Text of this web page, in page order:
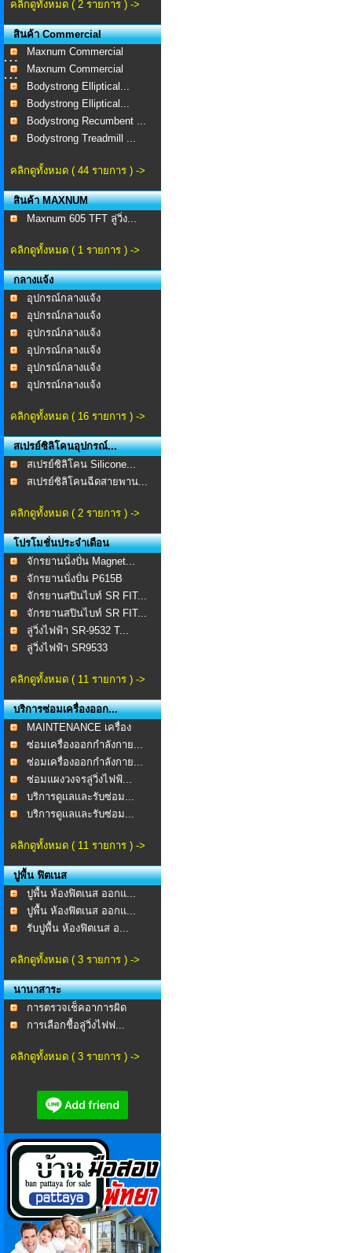
คลิกดูทั้งหมด ( 2 รายการ ) ->
สินค้า Commercial
Maxnum Commercial
MA-...Maxnum Commercial
MA-...Bodystrong Elliptical...
Bodystrong Elliptical...
Bodystrong Recumbent ...
Bodystrong Treadmill ...
คลิกดูทั้งหมด ( 44 รายการ ) ->
สินค้า MAXNUM
Maxnum 605 TFT ลู่วิ่ง...
คลิกดูทั้งหมด ( 1 รายการ ) ->
กลางแจ้ง
อุปกรณ์กลางแจ้ง
อุปกรณ์กลางแจ้ง
อุปกรณ์กลางแจ้ง
อุปกรณ์กลางแจ้ง
อุปกรณ์กลางแจ้ง
อุปกรณ์กลางแจ้ง
คลิกดูทั้งหมด ( 16 รายการ ) ->
สเปรย์ซิลิโคนอุปกรณ์...
สเปรย์ซิลิโคน Silicone...
สเปรย์ซิลิโคนฉีดสายพาน...
คลิกดูทั้งหมด ( 2 รายการ ) ->
โปรโมชั่นประจำเดือน
จักรยานนั่งปั่น Magnet...
จักรยานนั่งปั่น P615B
จักรยานสปินไบท์ SR FIT...
จักรยานสปินไบท์ SR FIT...
ลู่วิ่งไฟฟ้า SR-9532 T...
ลู่วิ่งไฟฟ้า SR9533
คลิกดูทั้งหมด ( 11 รายการ ) ->
บริการซ่อมเครื่องออก...
MAINTENANCE เครื่อง
ออก...ซ่อมเครื่องออกกำลังกาย...
ซ่อมเครื่องออกกำลังกาย...
ซ่อมแผงวงจรลู่วิ่งไฟฟ้...
บริการดูเเลเเละรับซ่อม...
บริการดูเเลเเละรับซ่อม...
คลิกดูทั้งหมด ( 11 รายการ ) ->
ปูพื้น ฟิตเนส
ปูพื้น ห้องฟิตเนส ออกแ...
ปูพื้น ห้องฟิตเนส ออกแ...
รับปูพื้น ห้องฟิตเนส อ...
คลิกดูทั้งหมด ( 3 รายการ ) ->
นานาสาระ
การตรวจเช็คอาการผิด
ปกต...การเลือกชื้อลู่วิ่งไฟฟ...
คลิกดูทั้งหมด ( 3 รายการ ) ->